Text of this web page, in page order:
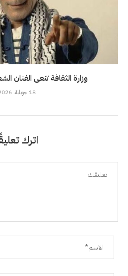
وزارة الثقافة تنعى الفنان
18 جويلية، 2026
اترك